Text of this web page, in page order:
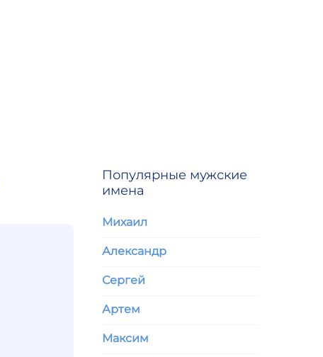
Популярные мужские
имена
Михаил
Александр
Сергей
Артем
Максим